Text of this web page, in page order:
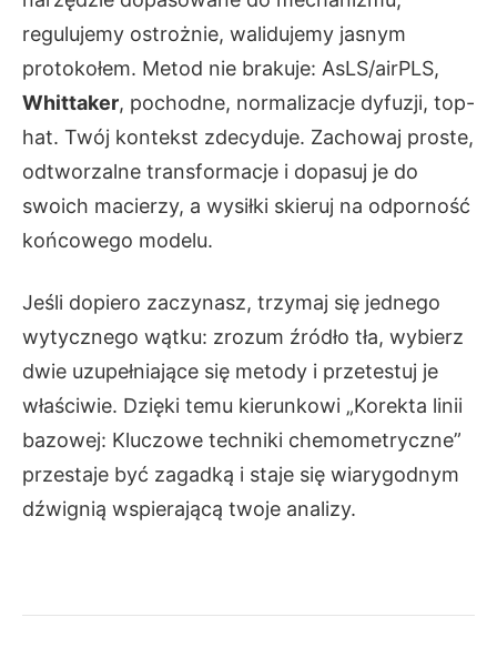
regulujemy ostrożnie, walidujemy jasnym
protokołem. Metod nie brakuje: AsLS/airPLS,
Whittaker, pochodne, normalizacje dyfuzji, top-
hat. Twój kontekst zdecyduje. Zachowaj proste,
odtworzalne transformacje i dopasuj je do
swoich macierzy, a wysiłki skieruj na odporność
końcowego modelu.
Jeśli dopiero zaczynasz, trzymaj się jednego
wytycznego wątku: zrozum źródło tła, wybierz
dwie uzupełniające się metody i przetestuj je
właściwie. Dzięki temu kierunkowi „Korekta linii
bazowej: Kluczowe techniki chemometryczne”
przestaje być zagadką i staje się wiarygodnym
dźwignią wspierającą twoje analizy.